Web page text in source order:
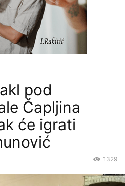
pod
Čapljina
će igrati
1329